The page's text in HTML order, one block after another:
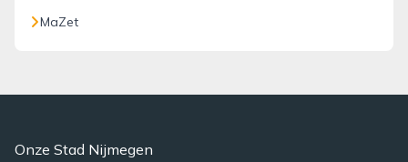
MaZet
Onze Stad Nijmegen